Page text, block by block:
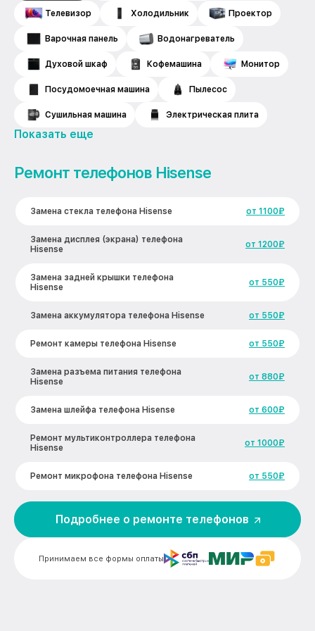
Телевизор Холодильник Проектор
Варочная панель Водонагреватель
Духовой шкаф Кофемашина Монитор
Посудомоечная машина Пылесос
Сушильная машина Электрическая плита
Показать еще
Ремонт телефонов Hisense
Замена стекла телефона Hisense от 1100₽
Замена дисплея (экрана) телефона
Hisense
от 1200₽
Замена задней крышки телефона
Hisense
от 550₽
Замена аккумулятора телефона Hisense от 550₽
Ремонт камеры телефона Hisense от 550₽
Замена разъема питания телефона
Hisense
от 880₽
Замена шлейфа телефона Hisense от 600₽
Ремонт мультиконтроллера телефона
Hisense
от 1000₽
Ремонт микрофона телефона Hisense от 550₽
Ремонт корпусных элементов телефона
Hisense
Ремонт GPS-модуля телефона Hisense
Принимаем все формы оплаты
Подробнее о ремонте телефонов